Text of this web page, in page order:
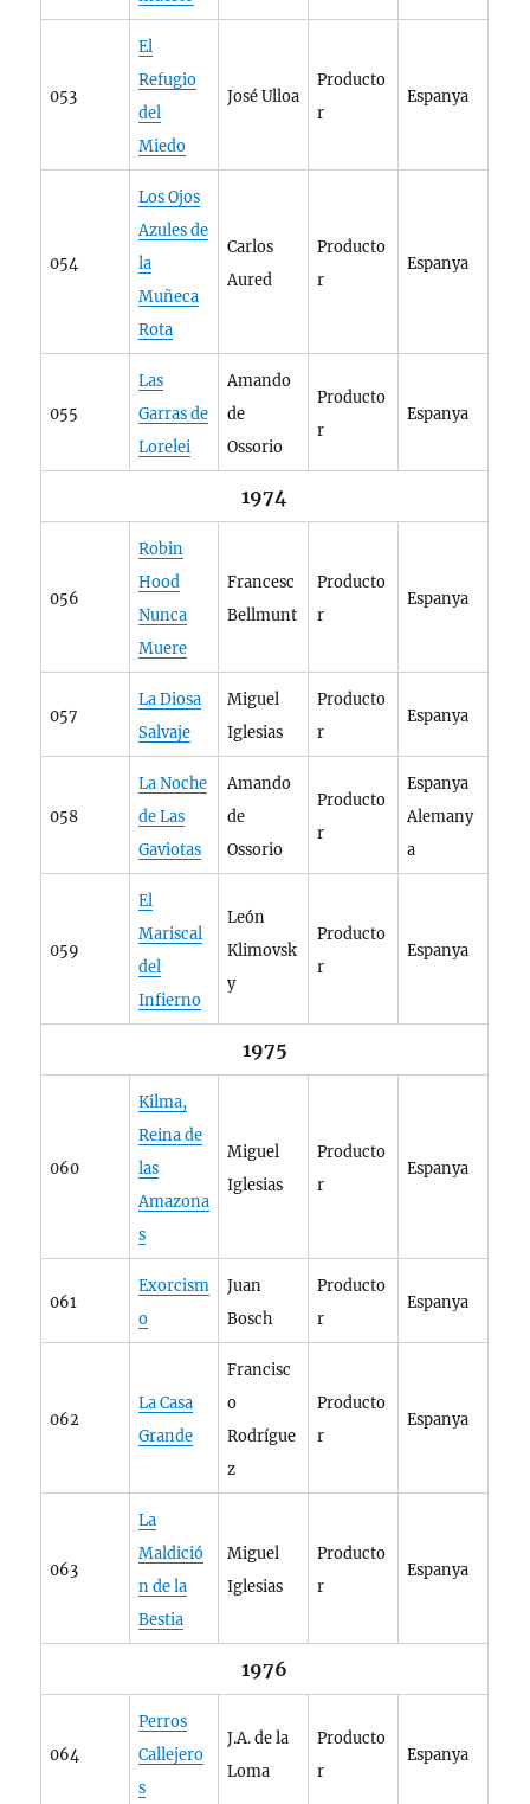
053
El
Refugio
del
Miedo
José Ulloa
Producto
r
Espanya
054
Los Ojos
Azules de
la
Muñeca
Rota
Carlos
Aured
Producto
r
Espanya
055
Las
Garras de
Lorelei
Amando
de
Ossorio
Producto
r
Espanya
1974
056
Robin
Hood
Nunca
Muere
Francesc
Bellmunt
Producto
r
Espanya
057
La Diosa
Salvaje
Miguel
Iglesias
Producto
r
Espanya
058
La Noche
de Las
Gaviotas
Amando
de
Ossorio
Producto
r
Espanya
Alemany
a
059
El
Mariscal
del
Infierno
León
Klimovsk
y
Producto
r
Espanya
1975
060
Kilma,
Reina de
las
Amazona
s
Miguel
Iglesias
Producto
r
Espanya
061
Exorcism
o
Juan
Bosch
Producto
r
Espanya
062
La Casa
Grande
Francisc
o
Rodrígue
z
Producto
r
Espanya
063
La
Maldició
n de la
Bestia
Miguel
Iglesias
Producto
r
Espanya
1976
064
Perros
Callejero
s
J.A. de la
Loma
Producto
r
Espanya